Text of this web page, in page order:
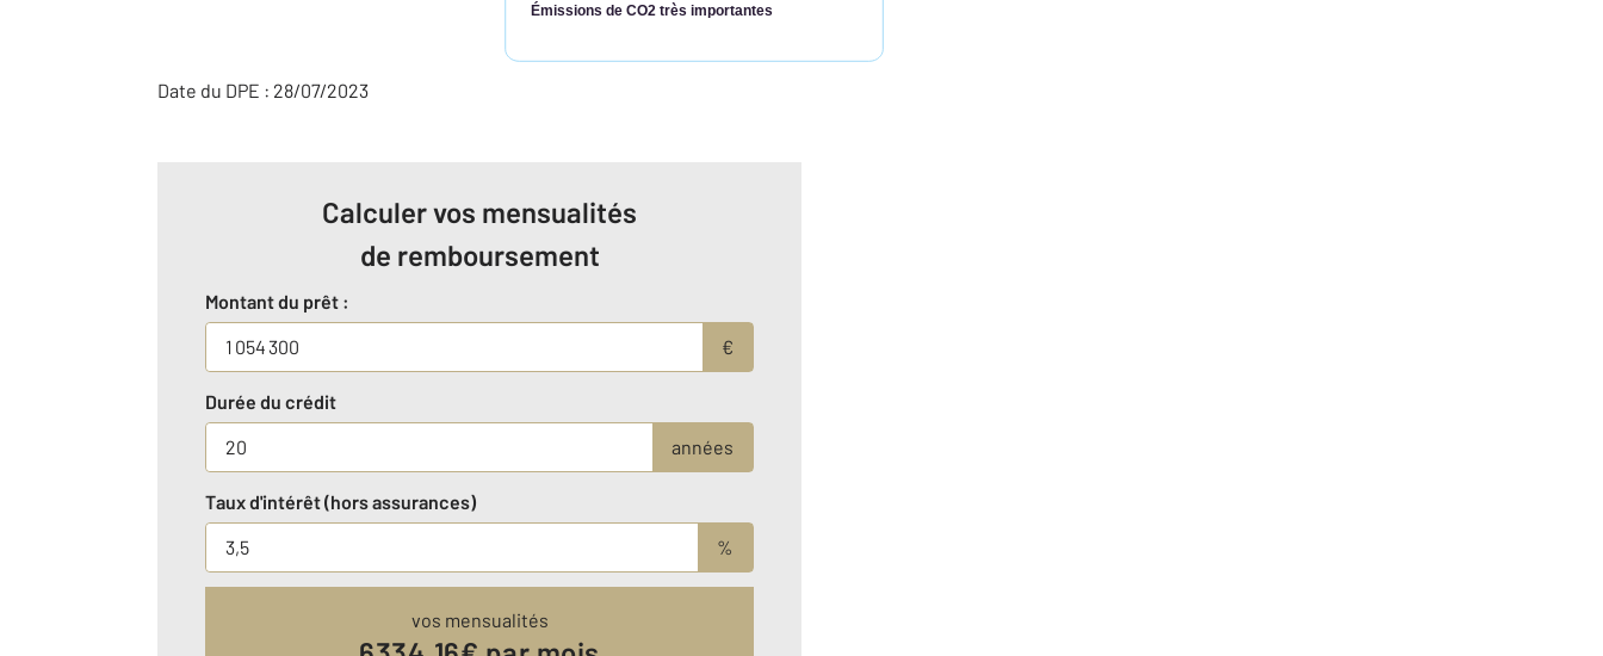
Émissions de CO2 très importantes
Date du DPE : 28/07/2023
Calculer vos mensualités
de remboursement
Montant du prêt :
€
Durée du crédit
années
Taux d'intérêt (hors assurances)
%
vos mensualités